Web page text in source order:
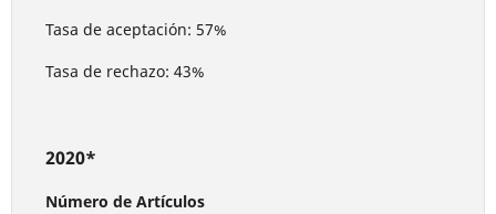
Tasa de aceptación: 57%
Tasa de rechazo: 43%
2020*
Número de Artículos